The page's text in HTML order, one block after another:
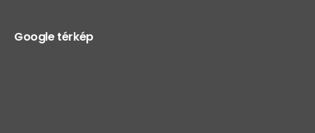
Google térkép